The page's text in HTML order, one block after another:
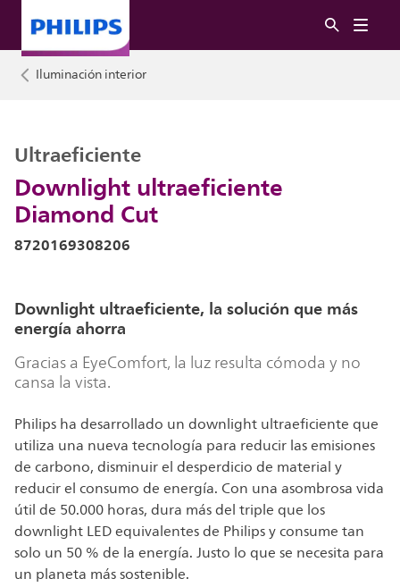
Iluminación interior
Downlight ultraeficiente
Diamond Cut
Ultraeficiente
8720169308206
Downlight ultraeficiente, la solución que más
energía ahorra
Gracias a EyeComfort, la luz resulta cómoda y no
cansa la vista.
Philips ha desarrollado un downlight ultraeficiente que
utiliza una nueva tecnología para reducir las emisiones
de carbono, disminuir el desperdicio de material y
reducir el consumo de energía. Con una asombrosa vida
útil de 50.000 horas, dura más del triple que los
downlight LED equivalentes de Philips y consume tan
solo un 50 % de la energía. Justo lo que se necesita para
un planeta más sostenible.